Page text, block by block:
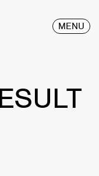
MENU